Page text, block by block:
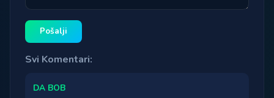
Pošalji
Svi Komentari:
DA BOB